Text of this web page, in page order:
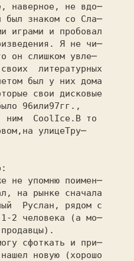
наверное, не вдо─
был знаком со Сла─
играми и пробовал
Я не чи─
литературных
был у них дома
свои дисковые
96или97
ним  CoolIce.
на улицеТру─
на рынке сначала
Руслан, рядом с
1-2 человека (а мо─
новую (хорошо